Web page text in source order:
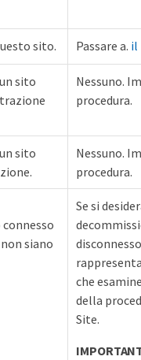
sito. Passare a. il
sito
Nessuno.
procedura.
sito
Nessuno.
procedura.
siano
Se si
che
della
Site.